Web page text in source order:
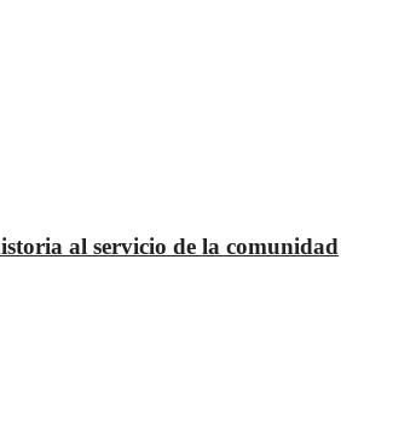
al servicio de la comunidad